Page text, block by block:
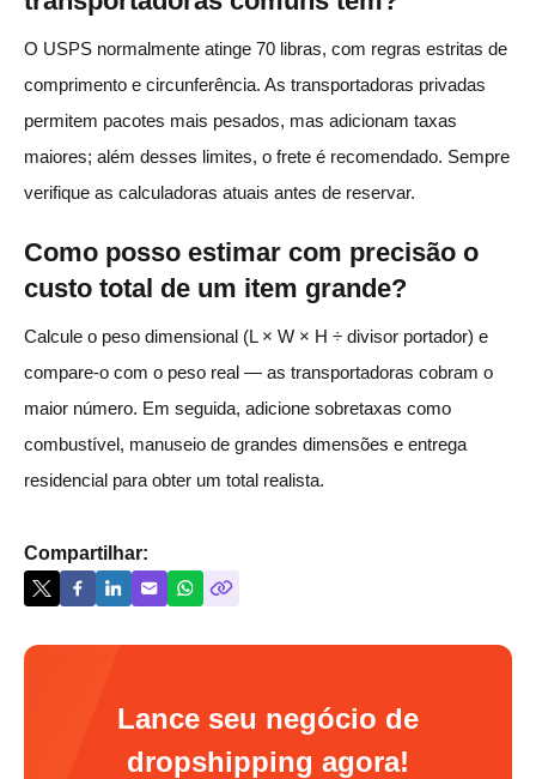
O USPS normalmente atinge 70 libras, com regras estritas de
comprimento e circunferência. As transportadoras privadas
permitem pacotes mais pesados, mas adicionam taxas
maiores; além desses limites, o frete é recomendado. Sempre
verifique as calculadoras atuais antes de reservar.
Como posso estimar com precisão o
custo total de um item grande?
Calcule o peso dimensional (L × W × H ÷ divisor portador) e
compare-o com o peso real — as transportadoras cobram o
maior número. Em seguida, adicione sobretaxas como
combustível, manuseio de grandes dimensões e entrega
residencial para obter um total realista.
Compartilhar:
Lance seu negócio de
dropshipping agora!